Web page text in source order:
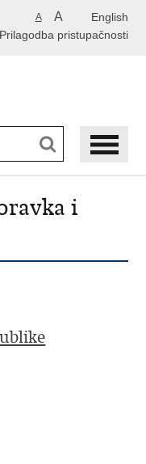
English
A A
Prilagodba pristupačnosti
i